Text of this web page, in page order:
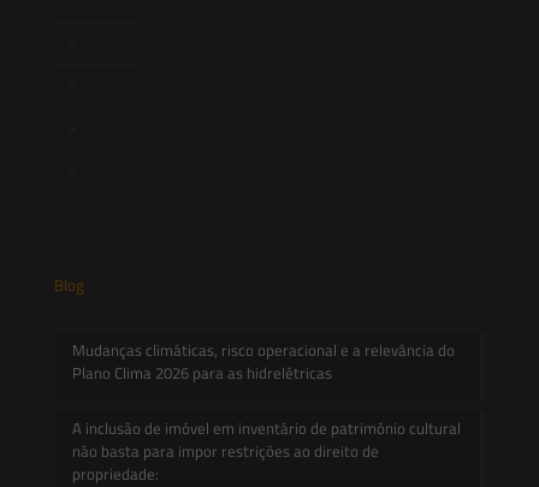
Blog
Mudanças climáticas, risco operacional e a relevância do
Plano Clima 2026 para as hidrelétricas
A inclusão de imóvel em inventário de patrimônio cultural
não basta para impor restrições ao direito de
propriedade: